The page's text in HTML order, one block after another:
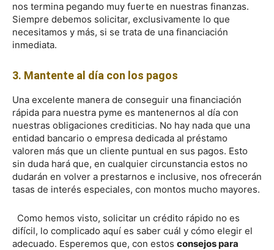
nos termina pegando muy fuerte en nuestras finanzas.
Siempre debemos solicitar, exclusivamente lo que
necesitamos y más, si se trata de una financiación
inmediata.
3. Mantente al día con los pagos
Una excelente manera de conseguir una financiación
rápida para nuestra pyme es mantenernos al día con
nuestras obligaciones crediticias. No hay nada que una
entidad bancario o empresa dedicada al préstamo
valoren más que un cliente puntual en sus pagos. Esto
sin duda hará que, en cualquier circunstancia estos no
dudarán en volver a prestarnos e inclusive, nos ofrecerán
tasas de interés especiales, con montos mucho mayores.
Como hemos visto, solicitar un crédito rápido no es
difícil, lo complicado aquí es saber cuál y cómo elegir el
adecuado. Esperemos que, con estos consejos para